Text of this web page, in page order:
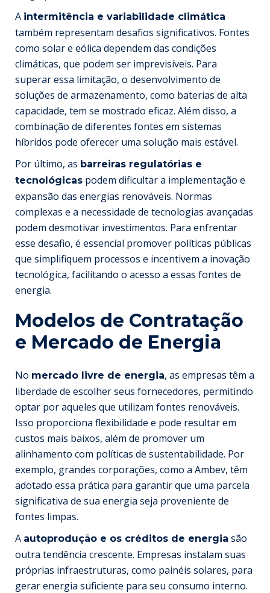
A intermitência e variabilidade climática
também representam desafios significativos. Fontes
como solar e eólica dependem das condições
climáticas, que podem ser imprevisíveis. Para
superar essa limitação, o desenvolvimento de
soluções de armazenamento, como baterias de alta
capacidade, tem se mostrado eficaz. Além disso, a
combinação de diferentes fontes em sistemas
híbridos pode oferecer uma solução mais estável.
Por último, as barreiras regulatórias e
tecnológicas podem dificultar a implementação e
expansão das energias renováveis. Normas
complexas e a necessidade de tecnologias avançadas
podem desmotivar investimentos. Para enfrentar
esse desafio, é essencial promover políticas públicas
que simplifiquem processos e incentivem a inovação
tecnológica, facilitando o acesso a essas fontes de
energia.
Modelos de Contratação
e Mercado de Energia
No mercado livre de energia, as empresas têm a
liberdade de escolher seus fornecedores, permitindo
optar por aqueles que utilizam fontes renováveis.
Isso proporciona flexibilidade e pode resultar em
custos mais baixos, além de promover um
alinhamento com políticas de sustentabilidade. Por
exemplo, grandes corporações, como a Ambev, têm
adotado essa prática para garantir que uma parcela
significativa de sua energia seja proveniente de
fontes limpas.
A autoprodução e os créditos de energia são
outra tendência crescente. Empresas instalam suas
próprias infraestruturas, como painéis solares, para
gerar energia suficiente para seu consumo interno.